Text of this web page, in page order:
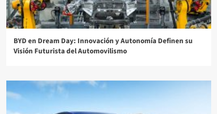
BYD en Dream Day: Innovación y Autonomía Definen su
Visión Futurista del Automovilismo